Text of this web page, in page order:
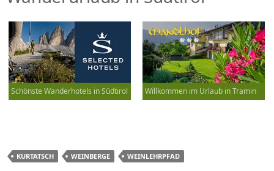
Schönste Wanderhotels in Südtirol Willkommen im Urlaub in Tramin
KURTATSCH WEINBERGE WEINLEHRPFAD